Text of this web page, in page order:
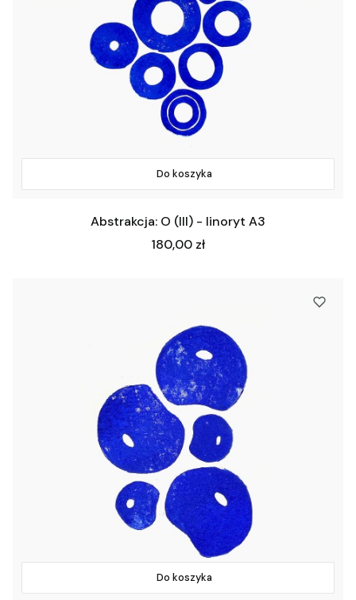
Do koszyka
Abstrakcja: O (III) - linoryt A3
Cena
180,00 zł
Do koszyka